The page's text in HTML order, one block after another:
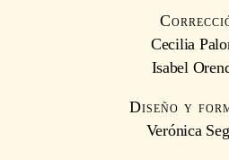
Cecilia
Isabel
Diseño y
Verónica